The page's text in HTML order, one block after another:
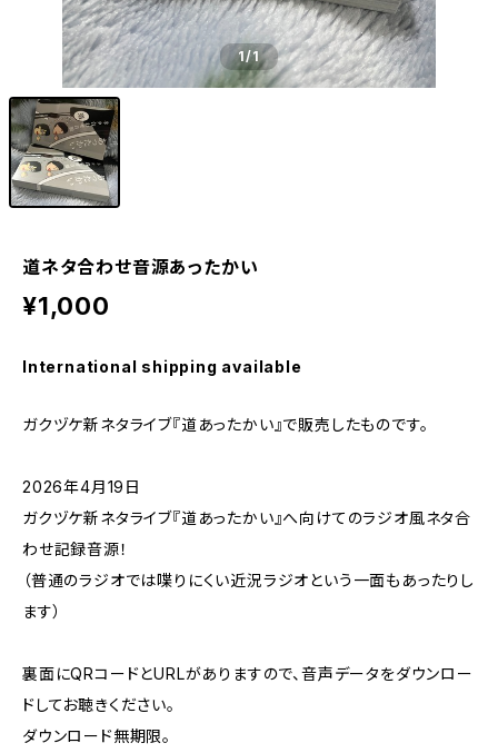
1/1
道ネタ合わせ音源あったかい
¥1,000
International shipping available
ガクヅケ新ネタライブ『道あったかい』で販売したものです。
2026年4月19日
ガクヅケ新ネタライブ『道あったかい』へ向けてのラジオ風ネタ合
わせ記録音源！
（普通のラジオでは喋りにくい近況ラジオという一面もあったりし
ます）
裏面にQRコードとURLがありますので、音声データをダウンロー
ドしてお聴きください。
ダウンロード無期限。